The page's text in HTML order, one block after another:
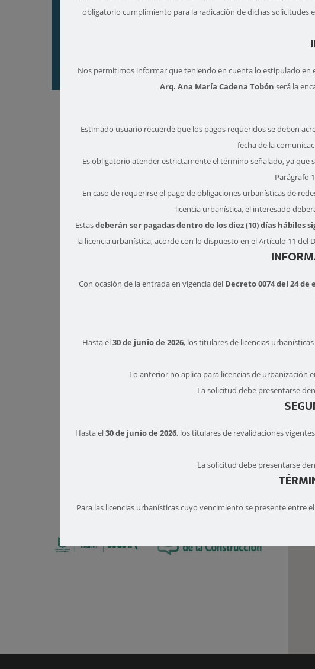
obligatorio cumplimiento para la radicación de dichas solicitudes
Nos permitimos informar que teniendo en cuenta lo estipulado en
Arq. Ana María Cadena Tobón será la
Estimado usuario recuerde que los pagos requeridos se deben
fecha de la
Es obligatorio atender estrictamente el término señalado, ya
Parágrafo
En caso de requerirse el pago de obligaciones urbanísticas de
licencia urbanística, el interesado
Estasdeberán ser pagadas dentro de los diez (10) días hábiles
la licencia urbanística, acorde con lo dispuesto en el Artículo 11
Con ocasión de la entrada en vigencia del Decreto 0074 del 24 de
Hasta el30 de junio de 2026, los titulares de licencias
Lo anterior no aplica para licencias de
La solicitud debe presentarse
Hasta el30 de junio de 2026, los titulares de revalidaciones
La solicitud debe presentarse
Para las licencias urbanísticas cuyo vencimiento se presente entre el